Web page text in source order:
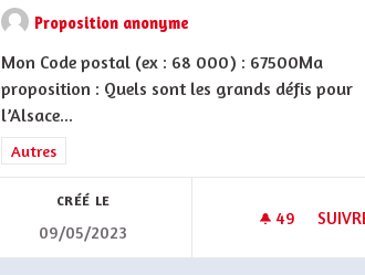
Proposition anonyme
Mon Code postal (ex : 68 000) : 67500Ma
proposition : Quels sont les grands défis pour
l’Alsace...
Filtrer les résultats de la catégorie : Autres
Autres
CRÉÉ LE
09/05/2023
49 49
VOIR